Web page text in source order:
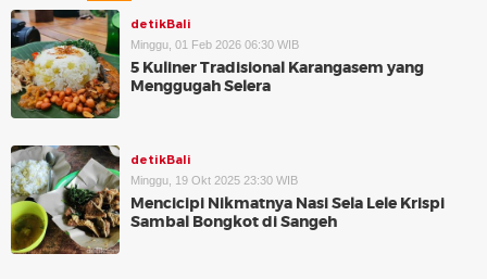
detikBali
Minggu, 01 Feb 2026 06:30 WIB
5 Kuliner Tradisional Karangasem yang
Menggugah Selera
detikBali
Minggu, 19 Okt 2025 23:30 WIB
Mencicipi Nikmatnya Nasi Sela Lele Krispi
Sambal Bongkot di Sangeh